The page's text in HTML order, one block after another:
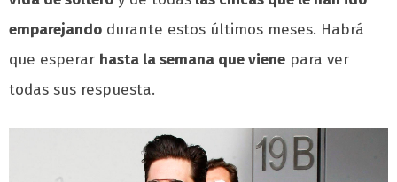
emparejando durante estos últimos meses. Habrá
que esperar hasta la semana que viene para ver
todas sus respuesta.